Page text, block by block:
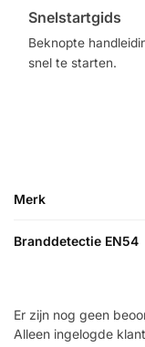
Snelstartgids
Beknopte
snel te starten.
Merk
Branddetectie EN54
Er zijn nog geen
Alleen ingelogde